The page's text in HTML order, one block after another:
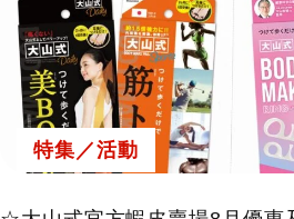
特集／活動